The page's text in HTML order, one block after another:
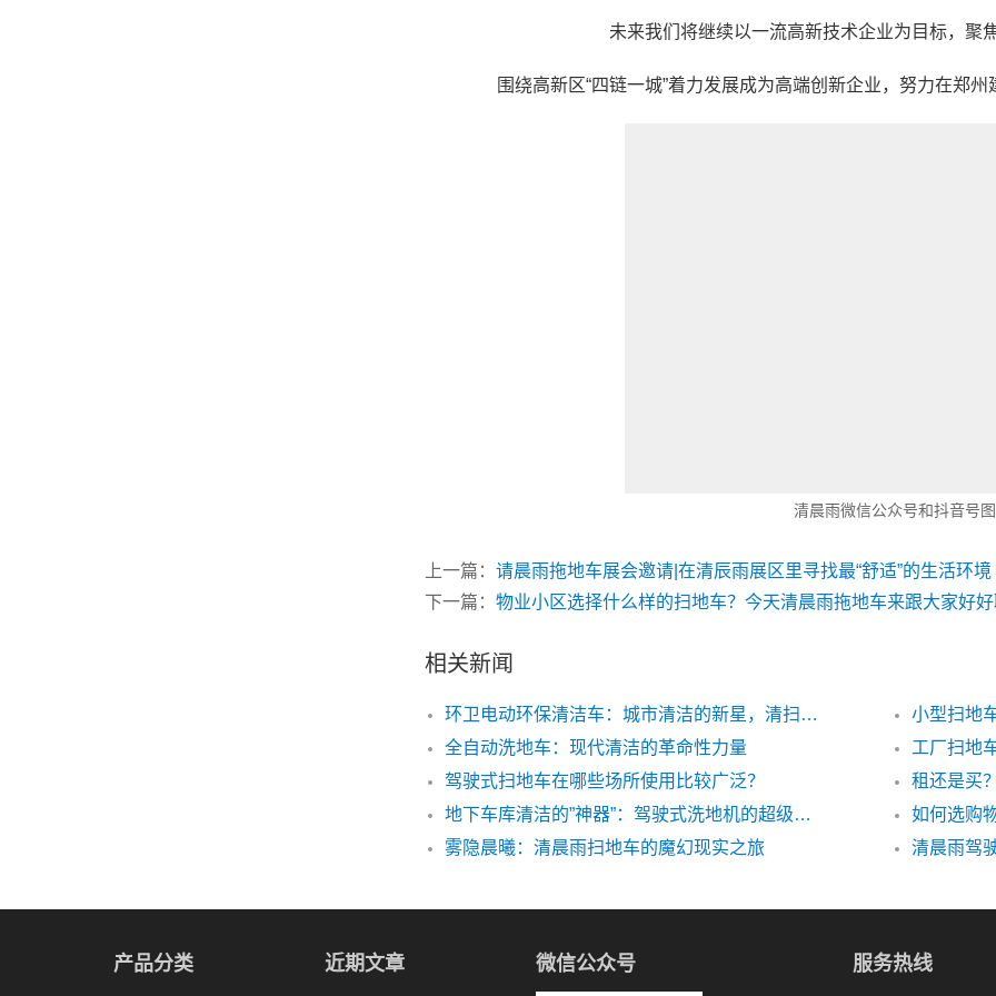
未来我们将继续以一流高新技术企业为目标，聚
围绕高新区“四链一城”着力发展成为高端创新企业，努力在郑
清晨雨微信公众号和抖音号
上一篇： 请晨雨拖地车展会邀请|在清辰雨展区里寻找最“舒适”的生活环境
下一篇： 物业小区选择什么样的扫地车？今天清晨雨拖地车来跟大家好
相关新闻
环卫电动环保清洁车：城市清洁的新星，清扫效果卓越非凡
全自动洗地车：现代清洁的革命性力量
驾驶式扫地车在哪些场所使用比较广泛？
地下车库清洁的”神器”：驾驶式洗地机的超级优势！
雾隐晨曦：清晨雨扫地车的魔幻现实之旅
清晨雨驾
产品分类 近期文章 微信公众号 服务热线